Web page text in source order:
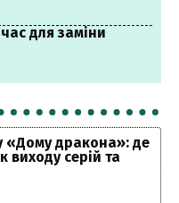
для заміни
«Дому дракона»: де
виходу серій та